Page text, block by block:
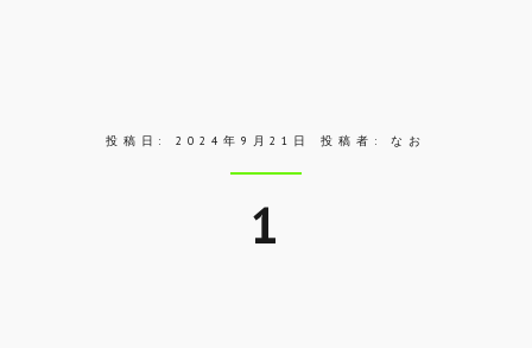
投稿日:2024年9月21日 投稿者:なお
1